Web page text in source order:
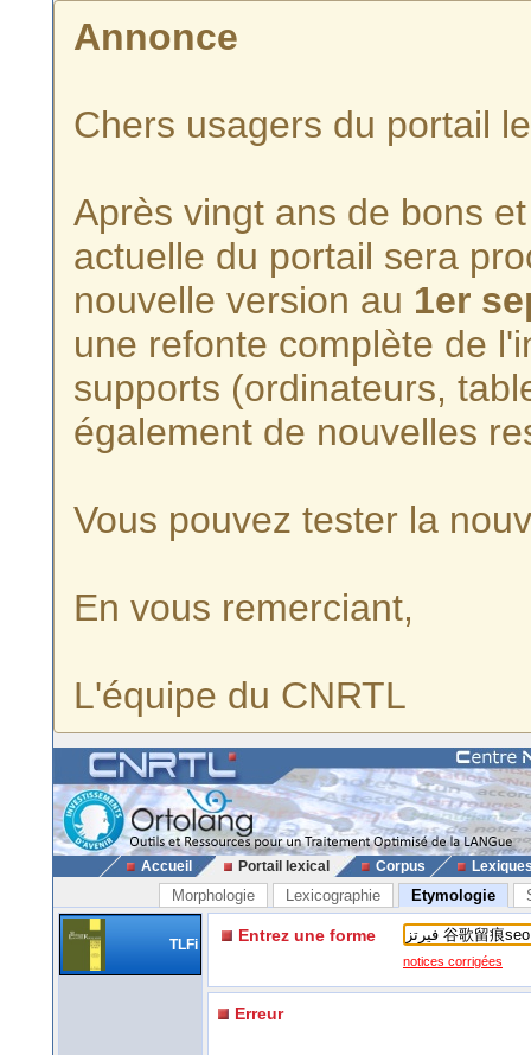
Annonce
Chers usagers du portail
Après vingt ans de bons
actuelle du portail sera
nouvelle version au 1er
une refonte complète de
supports (ordinateurs,
également de nouvelles
Vous pouvez tester la
En vous remerciant,
L'équipe du CNRTL
Accueil Portail lexical Corpus
Morphologie Lexicographie Etymologie
TLFi Entrez une forme
notices corrigées
Erreur